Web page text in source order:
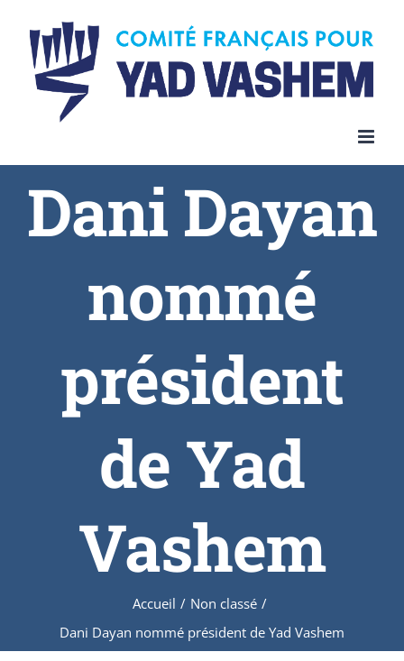
Dani Dayan
nommé
président
de Yad
Vashem
Accueil / Non classé /
Dani Dayan nommé président de Yad Vashem